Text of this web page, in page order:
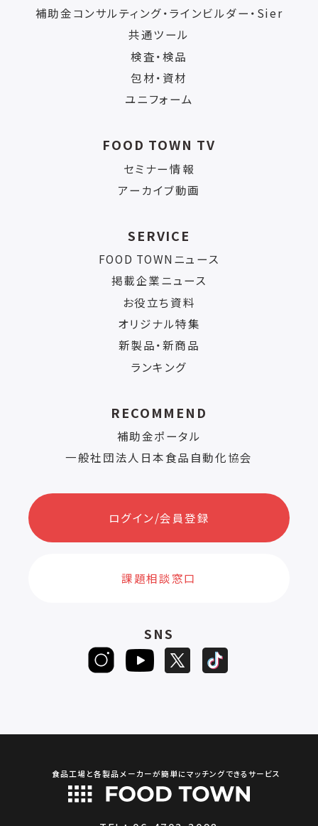
補助金コンサルティング・ラインビルダー・Sier
共通ツール
検査・検品
包材・資材
ユニフォーム
FOOD TOWN TV
セミナー情報
アーカイブ動画
SERVICE
FOOD TOWNニュース
掲載企業ニュース
お役立ち資料
オリジナル特集
新製品・新商品
ランキング
RECOMMEND
補助金ポータル
一般社団法人日本食品自動化協会
ログイン/会員登録
課題相談窓口
SNS
食品工場と各製品メーカーが簡単にマッチングできるサービス